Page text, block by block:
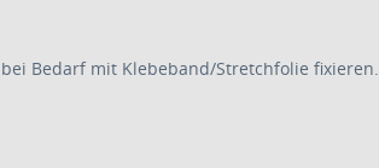
Bedarf mit Klebeband/Stretchfolie fixieren.